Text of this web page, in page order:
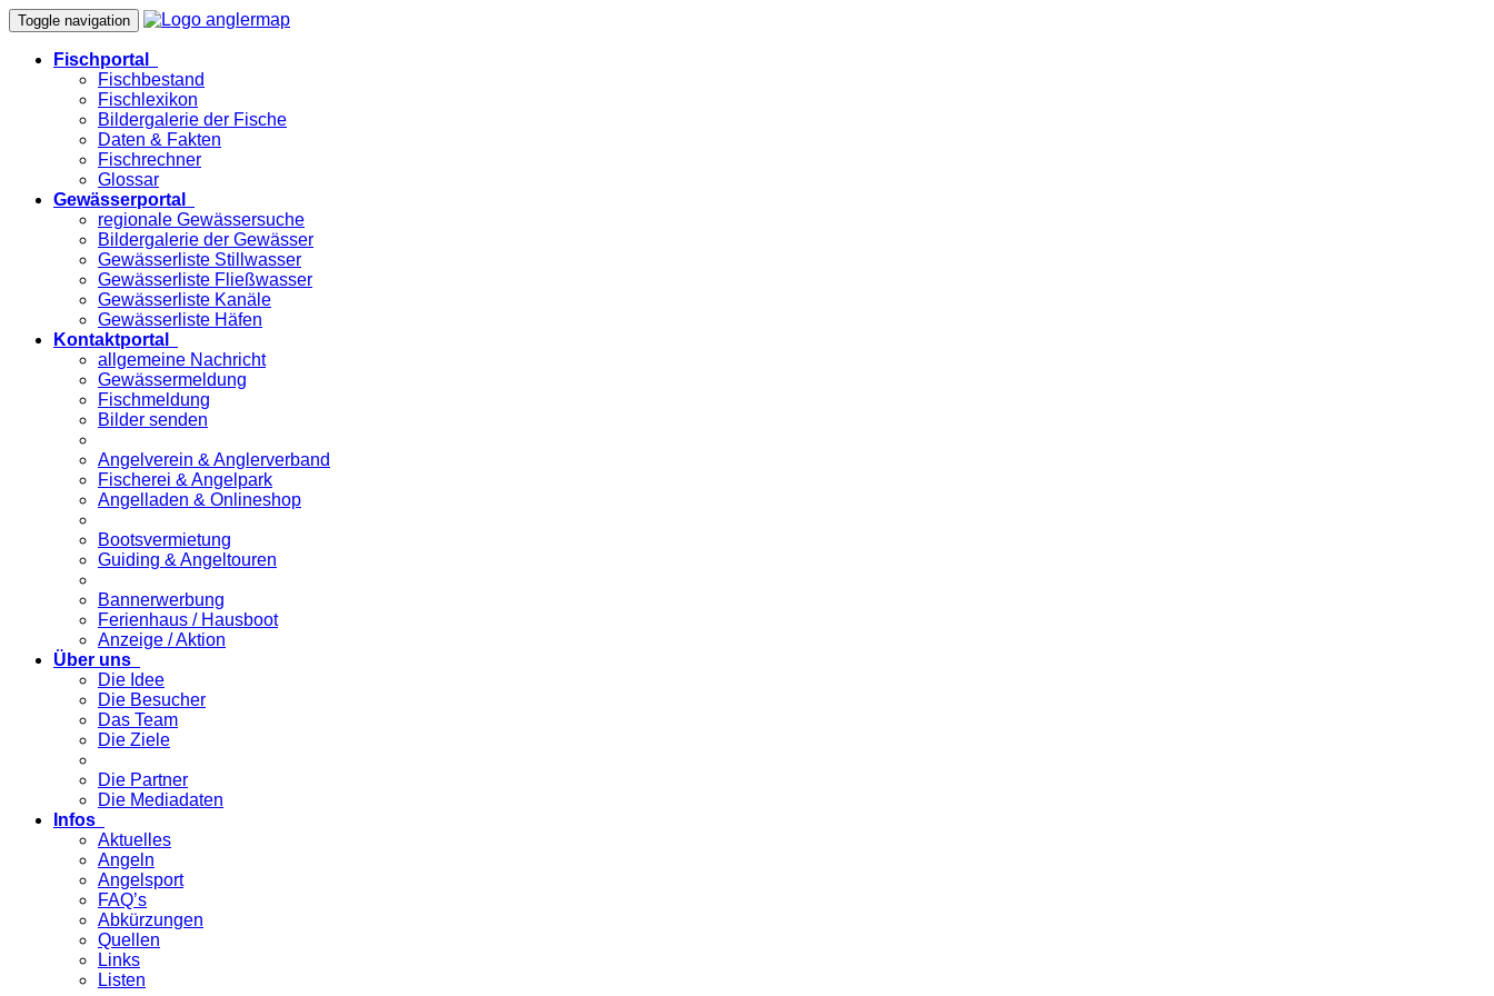
Toggle navigation
Fischportal
Fischbestand
Fischlexikon
Bildergalerie der Fische
Daten & Fakten
Fischrechner
Glossar
Gewässerportal
regionale Gewässersuche
Bildergalerie der Gewässer
Gewässerliste Stillwasser
Gewässerliste Fließwasser
Gewässerliste Kanäle
Gewässerliste Häfen
Kontaktportal
allgemeine Nachricht
Gewässermeldung
Fischmeldung
Bilder senden
Angelverein & Anglerverband
Fischerei & Angelpark
Angelladen & Onlineshop
Bootsvermietung
Guiding & Angeltouren
Bannerwerbung
Ferienhaus / Hausboot
Anzeige / Aktion
Über uns
Die Idee
Die Besucher
Das Team
Die Ziele
Die Partner
Die Mediadaten
Infos
Aktuelles
Angeln
Angelsport
FAQ’s
Abkürzungen
Quellen
Links
Listen